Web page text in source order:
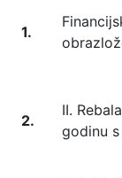
1.
2.
II.
godinu